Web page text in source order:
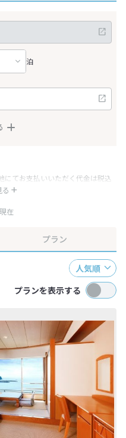
泊
てお支払いいただく代金は税込
金が一部変更となる場合がござい
定時間ごとに更新されます。最
在
プラン
人気順
プランを表示する